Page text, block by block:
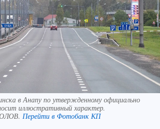
в Анапу по утвержденному официально
иллюстративный характер.
Перейти в Фотобанк КП